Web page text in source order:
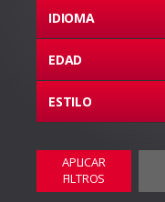
IDIOMA
EDAD
ESTILO
APLICAR
FILTROS